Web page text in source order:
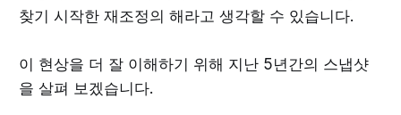
찾기 시작한 재조정의 해라고 생각할 수 있습니다.
이 현상을 더 잘 이해하기 위해 지난 5년간의 스냅샷
을 살펴 보겠습니다.